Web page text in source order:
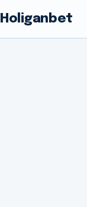
Holiganbet